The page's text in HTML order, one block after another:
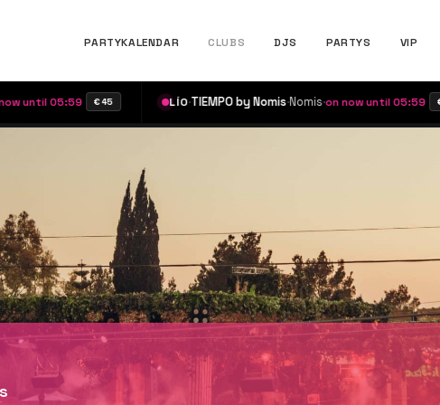
PARTYKALENDAR CLUBS DJS PARTYS VIP
€45 LÍO TIEMPO by Nomis·Nomis·on now until 05:59 €40